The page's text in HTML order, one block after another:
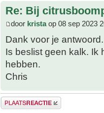
Re: Bij
door kristaop 08 sep 2023
Dank voor je antwoord.
Is beslist geen kalk. Ik
hebben.
Chris
Plaats een reactie